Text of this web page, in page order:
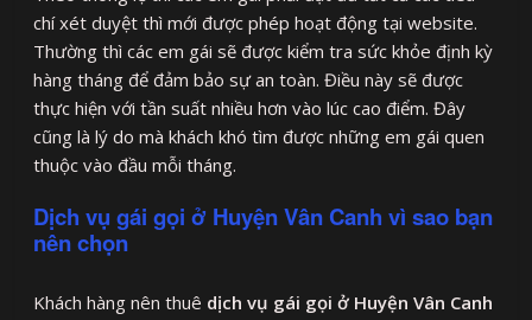
chí xét duyệt thì mới được phép hoạt động tại website.
Thường thì các em gái sẽ được kiểm tra sức khỏe định kỳ
hàng tháng để đảm bảo sự an toàn. Điều này sẽ được
thực hiện với tần suất nhiều hơn vào lúc cao điểm. Đây
cũng là lý do mà khách khó tìm được những em gái quen
thuộc vào đầu mỗi tháng.
Dịch vụ gái gọi ở Huyện Vân Canh vì sao bạn
nên chọn
Khách hàng nên thuê dịch vụ gái gọi ở Huyện Vân Canh